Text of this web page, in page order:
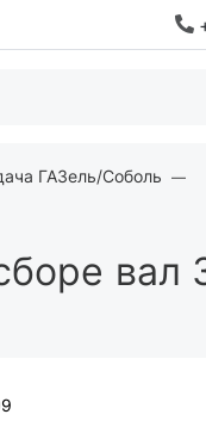
ГАЗель/Соболь
вал